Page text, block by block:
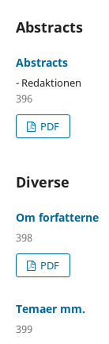
Abstracts
Abstracts
- Redaktionen
396
PDF
Diverse
Om forfatterne
398
PDF
Temaer mm.
399